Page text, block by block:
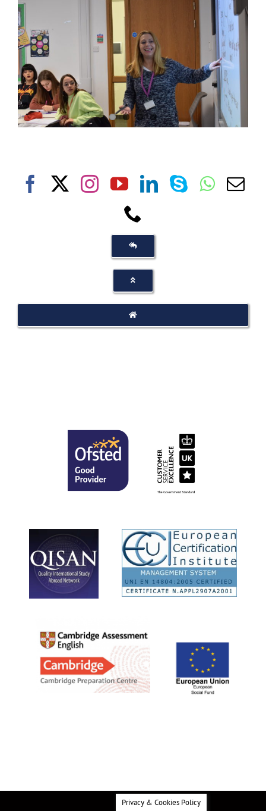
Privacy & Cookies Policy